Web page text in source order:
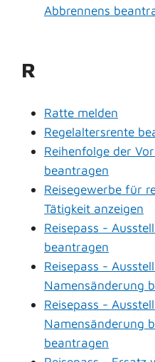
Abbrennens
R
Ratte melden
Regelaltersrente
Reihenfolge der
beantragen
Reisegewerbe für
Tätigkeit anzeigen
Reisepass -
beantragen
Reisepass -
Namensänderung
Reisepass -
Namensänderung
beantragen